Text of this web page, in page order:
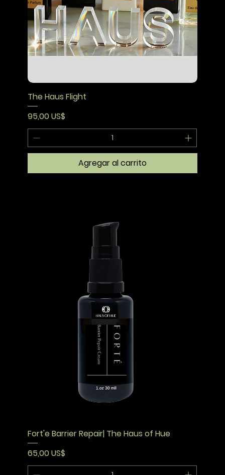
The Haus Flight
Precio
95,00 US$
Agregar al carrito
Fort'e Barrier Repair| The Haus of Hue
Precio
65,00 US$